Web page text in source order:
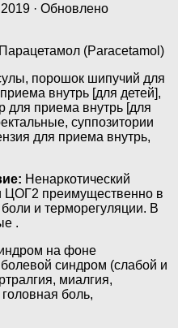
· Обновлено
Парацетамол (Paracetamol)
порошок шипучий для
внутрь [для детей],
для приема внутрь [для
суппозитории
для приема внутрь,
Ненаркотический
ЦОГ2 преимущественно в
и терморегуляции. В
.
на фоне
синдром (слабой и
миалгия,
боль,